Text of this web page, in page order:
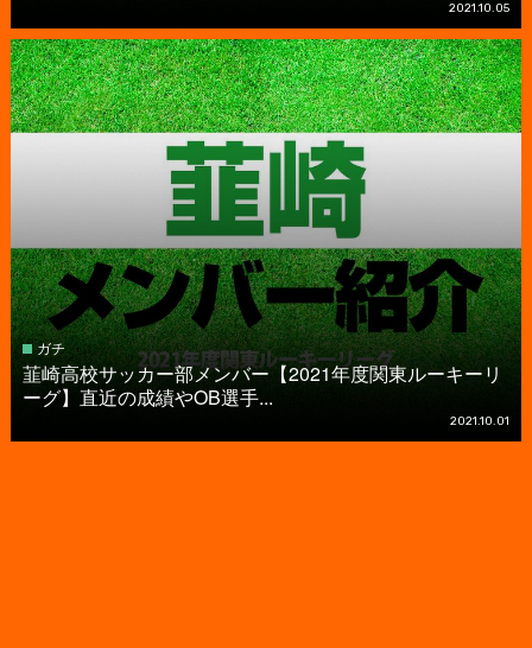
2021.10.05
ガチ
韮崎高校サッカー部メンバー【2021年度関東ルーキーリ
ーグ】直近の成績やOB選手...
2021.10.01